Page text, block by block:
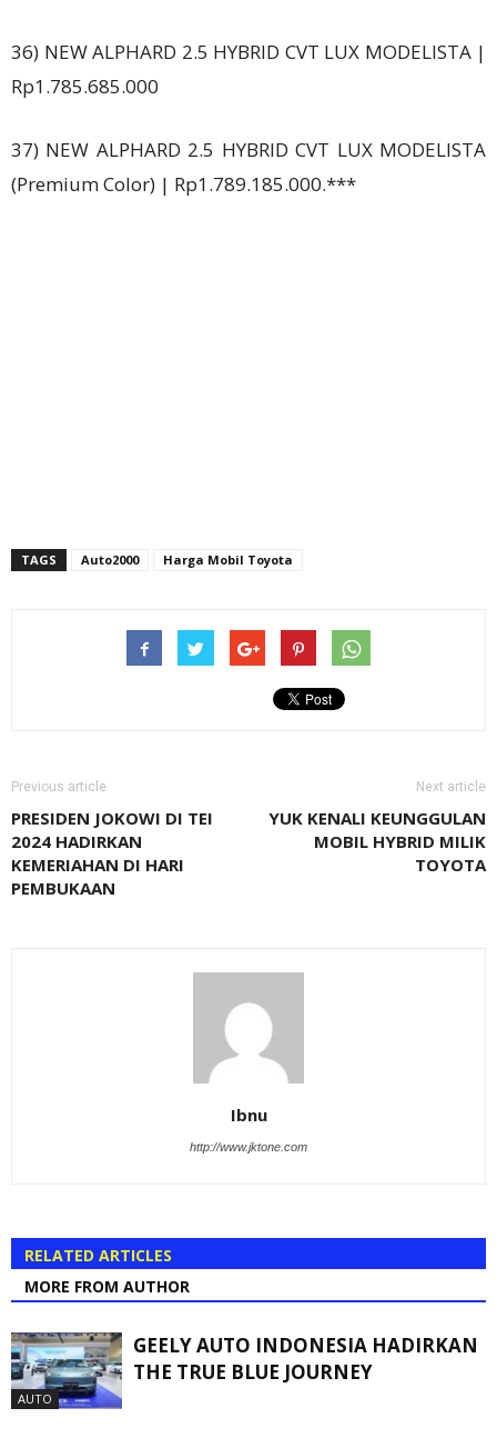
36) NEW ALPHARD 2.5 HYBRID CVT LUX MODELISTA |
Rp1.785.685.000
37) NEW ALPHARD 2.5 HYBRID CVT LUX MODELISTA
(Premium Color) | Rp1.789.185.000.***
TAGS Auto2000 Harga Mobil Toyota
Previous article
PRESIDEN JOKOWI DI TEI
2024 HADIRKAN
KEMERIAHAN DI HARI
PEMBUKAAN
Next article
YUK KENALI KEUNGGULAN
MOBIL HYBRID MILIK
TOYOTA
Ibnu
http://www.jktone.com
RELATED ARTICLES
MORE FROM AUTHOR
AUTO
GEELY AUTO INDONESIA HADIRKAN
THE TRUE BLUE JOURNEY